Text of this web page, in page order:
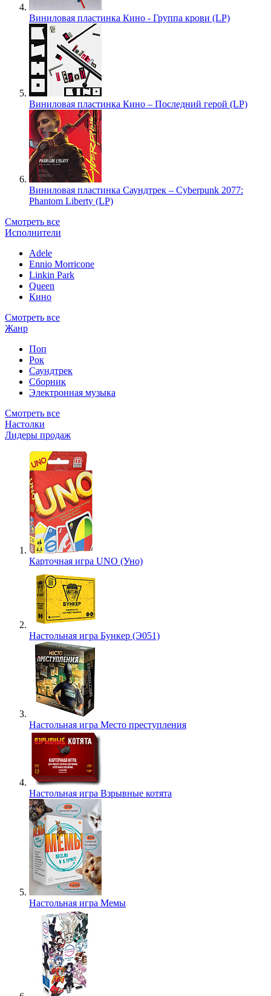
Виниловая пластинка Кино - Группа крови (LP)
Виниловая пластинка Кино – Последний герой (LP)
Виниловая пластинка Саундтрек – Cyberpunk 2077:
Phantom Liberty (LP)
Смотреть все
Исполнители
Adele
Ennio Morricone
Linkin Park
Queen
Кино
Смотреть все
Жанр
Поп
Рок
Саундтрек
Сборник
Электронная музыка
Смотреть все
Настолки
Лидеры продаж
Карточная игра UNO (Уно)
Настольная игра Бункер (Э051)
Настольная игра Место преступления
Настольная игра Взрывные котята
Настольная игра Мемы